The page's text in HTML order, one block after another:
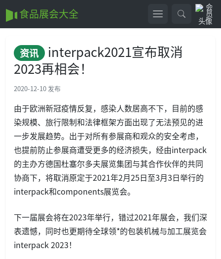
食品展会大全
资讯 interpack2021宣布取消
2023再相会！
2020-12-10 发布
由于欧洲新冠疫情反复，感染人数居高不下，目前的感
染规模、旅行限制和法律框架方面出现了无法预见的进
一步发展趋势。出于对所有参展商和观众的安全考虑，
也提前防止参展商遭受更多的经济损失，经由interpack
的主办方德国杜塞尔多夫展览集团与其合作伙伴的共同
协商下，将取消原定于2021年2月25日至3月3日举行的
interpack和components展览会。
下一届展会将在2023年举行，错过2021年展会，我们深
表遗憾，同时也更期待全球领*的包装机械与加工展览会
interpack 2023！